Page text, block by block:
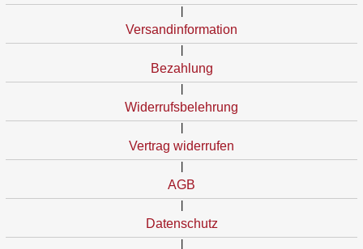
Versandinformation
Bezahlung
Widerrufsbelehrung
Vertrag widerrufen
AGB
Datenschutz